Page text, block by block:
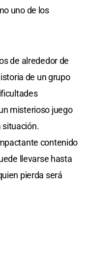
uno de los
de alrededor de
de un grupo
misterioso juego
situación.
contenido
llevarse hasta
pierda será